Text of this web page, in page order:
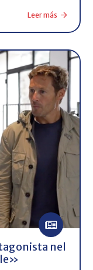
Leer más
nel